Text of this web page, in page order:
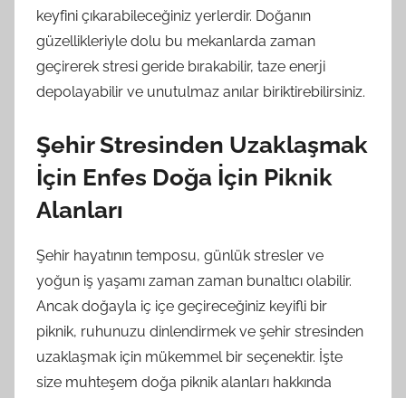
keyfini çıkarabileceğiniz yerlerdir. Doğanın
güzellikleriyle dolu bu mekanlarda zaman
geçirerek stresi geride bırakabilir, taze enerji
depolayabilir ve unutulmaz anılar biriktirebilirsiniz.
Şehir Stresinden Uzaklaşmak
İçin Enfes Doğa İçin Piknik
Alanları
Şehir hayatının temposu, günlük stresler ve
yoğun iş yaşamı zaman zaman bunaltıcı olabilir.
Ancak doğayla iç içe geçireceğiniz keyifli bir
piknik, ruhunuzu dinlendirmek ve şehir stresinden
uzaklaşmak için mükemmel bir seçenektir. İşte
size muhteşem doğa piknik alanları hakkında